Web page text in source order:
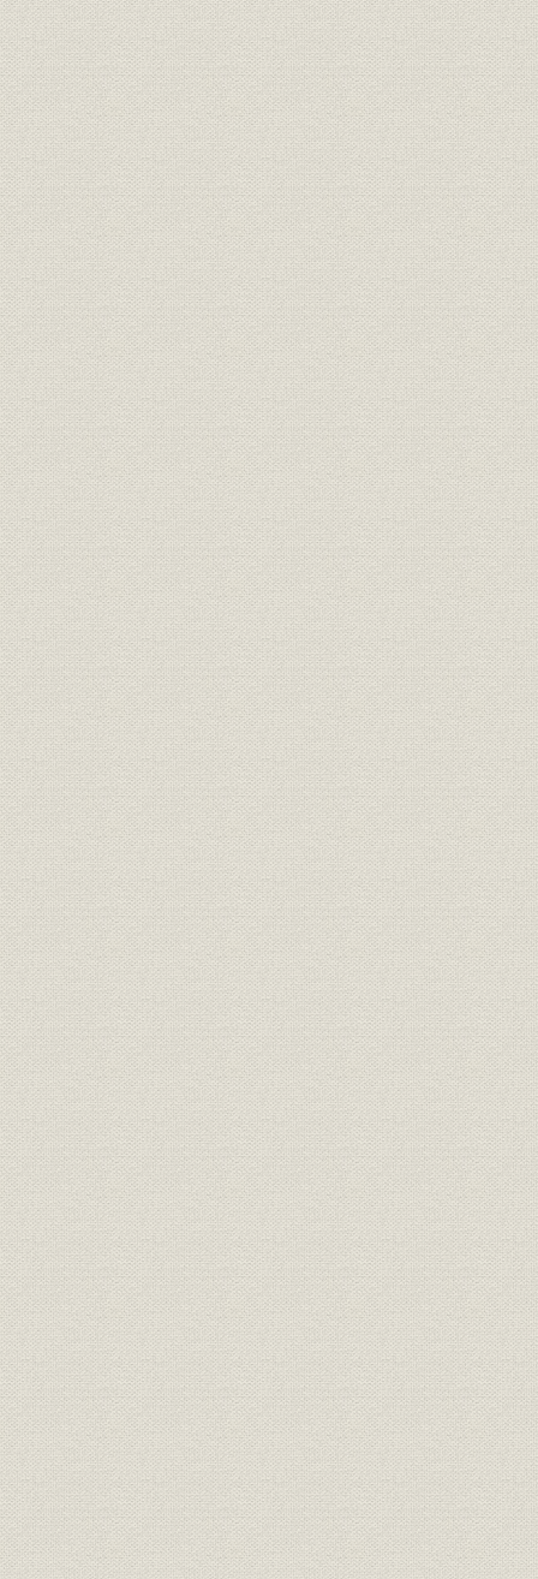
第4章 圧延技術の開発・研究
第5章 新製品の開発と利用技術の研究
第4編 原燃料部門
第1章 鉄鉱石
第2章 燃料
第3章 鉄屑
第4章 合金鉄
第5章 原料輸送
第6章 資源調査
第5編 販売部門
第1章 販売の基本理念
第2章 統制から自由経済へ
第3章 高度成長への対応と促進
第4章 市場部の創設と解体
第5章 輸出の飛躍
第6章 市況安定対策
第7章 座談会―当社の販売20年を振り返る
第6編 情報システム部門
第1章 情報システム部門の動向
第2章 PCSによる事務機械化の推進
第3章 コンピュータ導入と利用の模索
第4章 全社的なコンピュータ利用の展開
第5章 コンピュータによる一貫生産管理
第6章 複数製鉄所への対応
第7章 技術分野におけるコンピュータ利用
第8章 新日鉄発足の準備作業
第7編 経理・資金部門
第1章 社業発展に伴う経理状況
第2章 財務体制の確立と資金調達
第8編 人事・労働部門
第1章 経営権の復権と労使関係秩序の基盤づくり
第2章 労働運動の変遷